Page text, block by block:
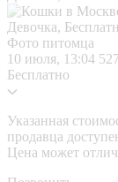
Фото питомца
10 июля, 13:04
Бесплатно
Указанная
продавца
Цена может